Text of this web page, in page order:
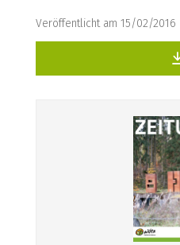
Veröffentlicht am 15/02/2016